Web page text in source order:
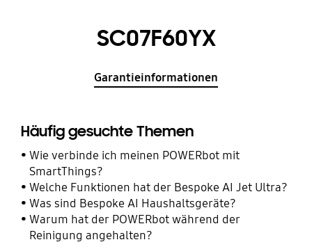
SC07F60YX
Garantieinformationen
Häufig gesuchte Themen
Wie verbinde ich meinen POWERbot mit
SmartThings?
Welche Funktionen hat der Bespoke AI Jet Ultra?
Was sind Bespoke AI Haushaltsgeräte?
Warum hat der POWERbot während der
Reinigung angehalten?